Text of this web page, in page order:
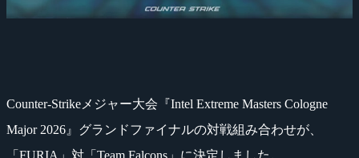
Counter-Strikeメジャー大会『Intel Extreme Masters Cologne
Major 2026』グランドファイナルの対戦組み合わせが、
「FURIA」対「Team Falcons」に決定しました。